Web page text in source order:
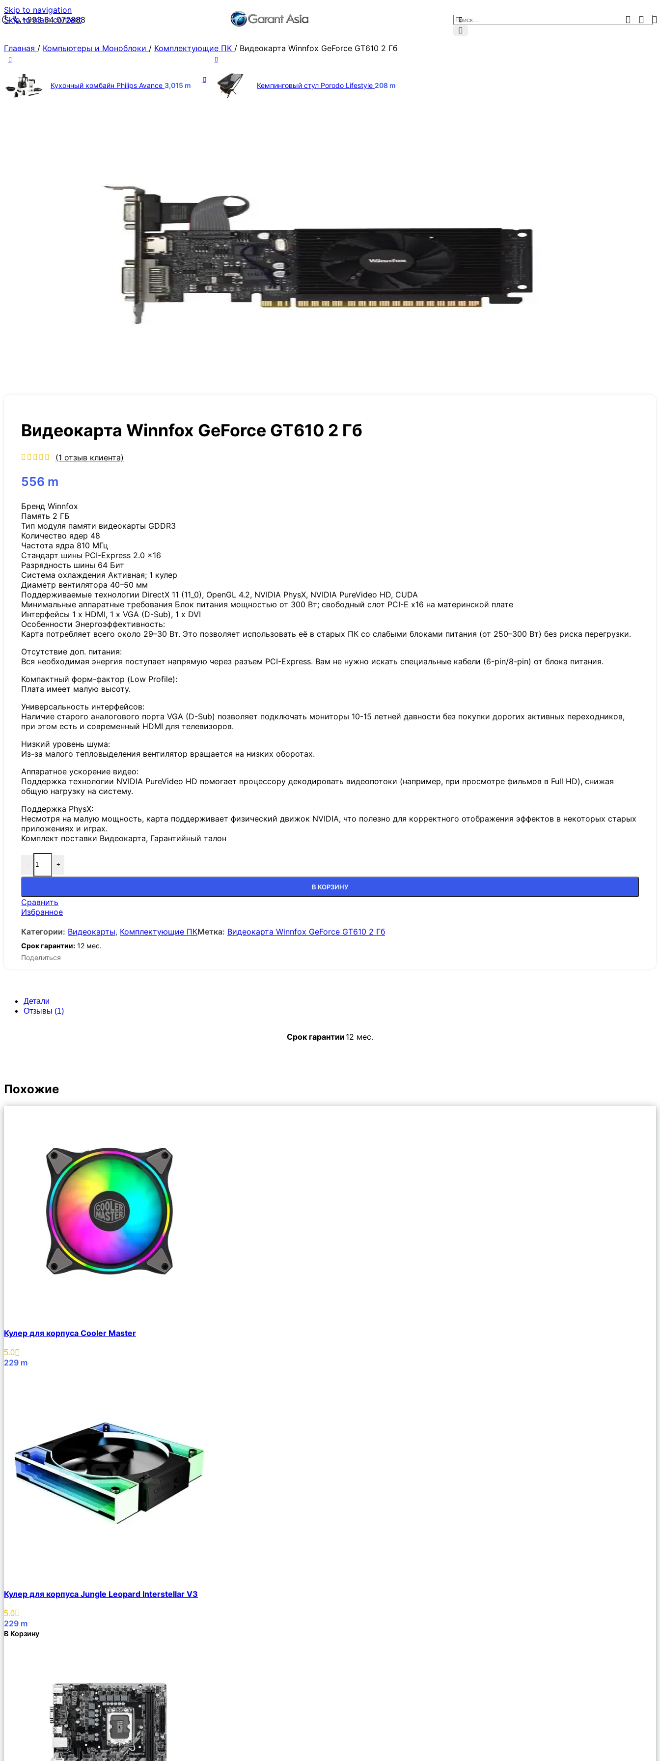
Skip to navigation
Skip to main content
+993 64 072888
Главная / Компьютеры и Моноблоки / Комплектующие ПК / Видеокарта Winnfox GeForce GT610 2 Гб
Кухонный комбайн Philips Avance 3,015 m Кемпинговый стул Porodo Lifestyle 208 m
Видеокарта Winnfox GeForce GT610 2 Гб
(1 отзыв клиента)
556 m
Бренд Winnfox
Память 2 ГБ
Тип модуля памяти видеокарты GDDR3
Количество ядер 48
Частота ядра 810 МГц
Стандарт шины PCI-Express 2.0 x16
Разрядность шины 64 Бит
Система охлаждения Активная; 1 кулер
Диаметр вентилятора 40–50 мм
Поддерживаемые технологии DirectX 11 (11_0), OpenGL 4.2, NVIDIA PhysX, NVIDIA PureVideo HD, CUDA
Минимальные аппаратные требования Блок питания мощностью от 300 Вт; свободный слот PCI-E x16 на материнской плате
Интерфейсы 1 x HDMI, 1 x VGA (D-Sub), 1 x DVI
Особенности Энергоэффективность:
Карта потребляет всего около 29–30 Вт. Это позволяет использовать её в старых ПК со слабыми блоками питания (от 250–300 Вт) без риска перегрузки.
Отсутствие доп. питания:
Вся необходимая энергия поступает напрямую через разъем PCI-Express. Вам не нужно искать специальные кабели (6-pin/8-pin) от блока питания.
Компактный форм-фактор (Low Profile):
Плата имеет малую высоту.
Универсальность интерфейсов:
Наличие старого аналогового порта VGA (D-Sub) позволяет подключать мониторы 10-15 летней давности без покупки дорогих активных переходников,
при этом есть и современный HDMI для телевизоров.
Низкий уровень шума:
Из-за малого тепловыделения вентилятор вращается на низких оборотах.
Аппаратное ускорение видео:
Поддержка технологии NVIDIA PureVideo HD помогает процессору декодировать видеопотоки (например, при просмотре фильмов в Full HD), снижая
общую нагрузку на систему.
Поддержка PhysX:
Несмотря на малую мощность, карта поддерживает физический движок NVIDIA, что полезно для корректного отображения эффектов в некоторых старых
приложениях и играх.
Комплект поставки Видеокарта, Гарантийный талон
- +
В КОРЗИНУ
Сравнить
Избранное
Категории: Видеокарты, Комплектующие ПКМетка: Видеокарта Winnfox GeForce GT610 2 Гб
Срок гарантии: 12 мес.
Поделиться
Детали
Отзывы (1)
Срок гарантии 12 мес.
Похожие
Кулер для корпуса Cooler Master
5.0
229 m
Кулер для корпуса Jungle Leopard Interstellar V3
5.0
229 m
В Корзину